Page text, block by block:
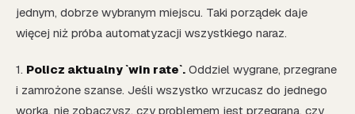
jednym, dobrze wybranym miejscu. Taki porządek daje
więcej niż próba automatyzacji wszystkiego naraz.
1. Policz aktualny `win rate`. Oddziel wygrane, przegrane
i zamrożone szanse. Jeśli wszystko wrzucasz do jednego
worka, nie zobaczysz, czy problemem jest przegrana, czy